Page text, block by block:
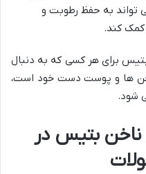
تواند به حفظ رطوبت و
کمک کند.
برای هر کسی که به دنبال
ها و پوست دست خود است،
شود.
ناخن بتیس در